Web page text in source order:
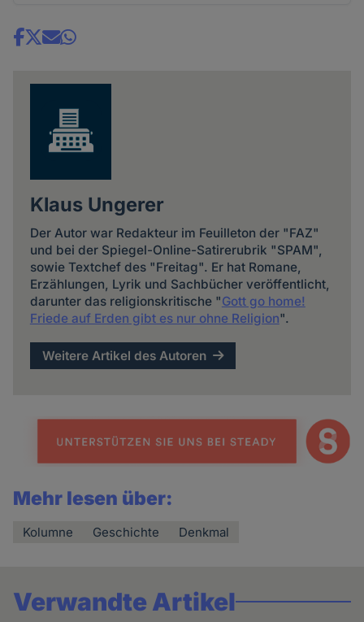
Share
Klaus Ungerer
Der Autor war Redakteur im Feuilleton der "FAZ"
und bei der Spiegel-Online-Satirerubrik "SPAM",
sowie Textchef des "Freitag". Er hat Romane,
Erzählungen, Lyrik und Sachbücher veröffentlicht,
darunter das religionskritische "Gott go home!
Friede auf Erden gibt es nur ohne Religion".
Weitere Artikel des Autoren
Mehr lesen über:
Kolumne Geschichte Denkmal
Verwandte Artikel